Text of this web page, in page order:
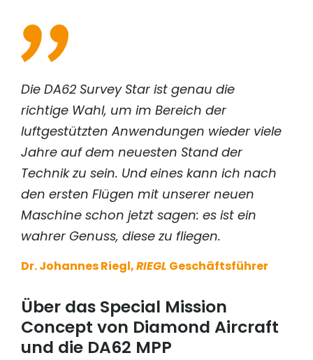
Die DA62 Survey Star ist genau die
richtige Wahl, um im Bereich der
luftgestützten Anwendungen wieder viele
Jahre auf dem neuesten Stand der
Technik zu sein. Und eines kann ich nach
den ersten Flügen mit unserer neuen
Maschine schon jetzt sagen: es ist ein
wahrer Genuss, diese zu fliegen.
Dr. Johannes Riegl,RIEGL Geschäftsführer
Über das Special Mission
Concept von Diamond Aircraft
und die DA62 MPP